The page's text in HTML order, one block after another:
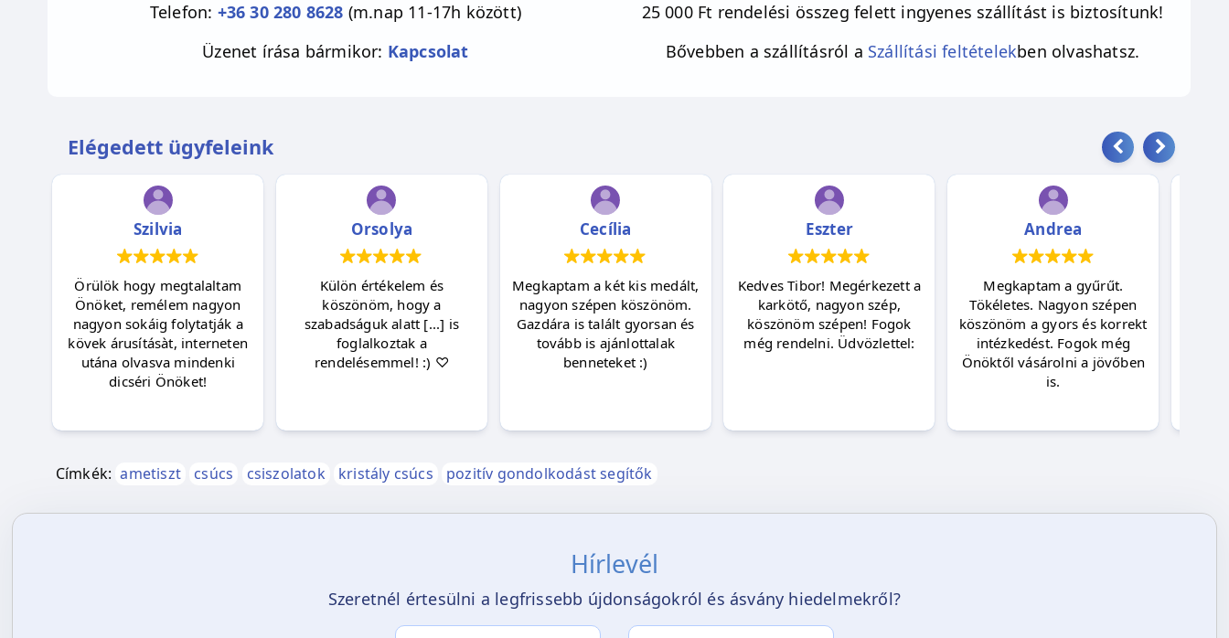
Telefon: +36 30 280 8628 (m.nap 11-17h között)
Üzenet írása bármikor: Kapcsolat
25 000 Ft rendelési összeg felett ingyenes szállítást is biztosítunk!
Bővebben a szállításról a Szállítási feltételekben olvashatsz.
Elégedett ügyfeleink
Szilvia
Örülök hogy megtalaltam
Önöket, remélem nagyon
nagyon sokáig folytatják a
kövek árusításàt, interneten
utána olvasva mindenki
dicséri Önöket!
Orsolya
Külön értékelem és
köszönöm, hogy a
szabadságuk alatt [...] is
foglalkoztak a
rendelésemmel! :) ♡
Cecília
Megkaptam a két kis medált,
nagyon szépen köszönöm.
Gazdára is talált gyorsan és
tovább is ajánlottalak
benneteket :)
Eszter
Kedves Tibor! Megérkezett a
karkötő, nagyon szép,
köszönöm szépen! Fogok
még rendelni. Üdvözlettel:
Andrea
Megkaptam a gyűrűt.
Tökéletes. Nagyon szépen
köszönöm a gyors és korrekt
intézkedést. Fogok még
Önöktől vásárolni a jövőben
is.
Címkék: ametiszt csúcs csiszolatok kristály csúcs pozitív gondolkodást segítők
Hírlevél
Szeretnél értesülni a legfrissebb újdonságokról és ásvány hiedelmekről?